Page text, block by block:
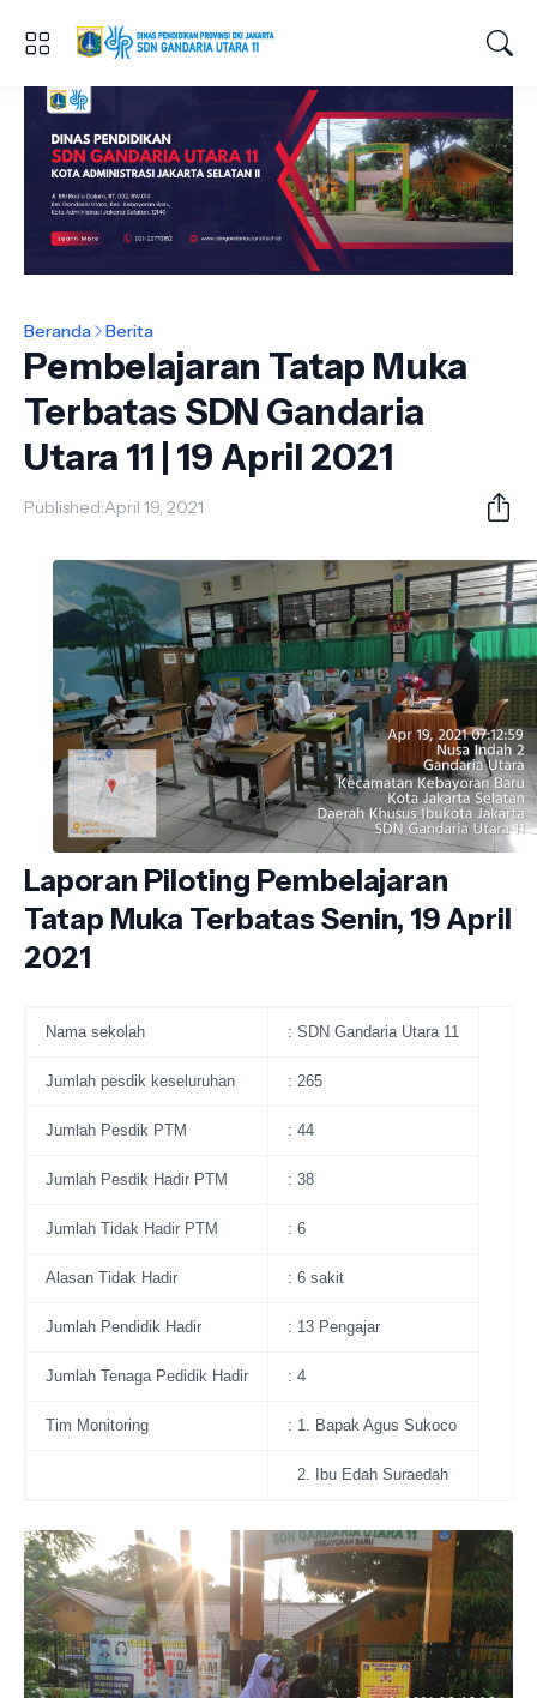
Beranda Berita
Pembelajaran Tatap Muka
Terbatas SDN Gandaria
Utara 11 | 19 April 2021
Published:April 19, 2021
Laporan Piloting Pembelajaran
Tatap Muka Terbatas Senin, 19 April
2021
Nama sekolah : SDN Gandaria Utara 11
Jumlah pesdik keseluruhan : 265
Jumlah Pesdik PTM : 44
Jumlah Pesdik Hadir PTM : 38
Jumlah Tidak Hadir PTM : 6
Alasan Tidak Hadir : 6 sakit
Jumlah Pendidik Hadir : 13 Pengajar
Jumlah Tenaga Pedidik Hadir : 4
Tim Monitoring : 1. Bapak Agus Sukoco
2. Ibu Edah Suraedah